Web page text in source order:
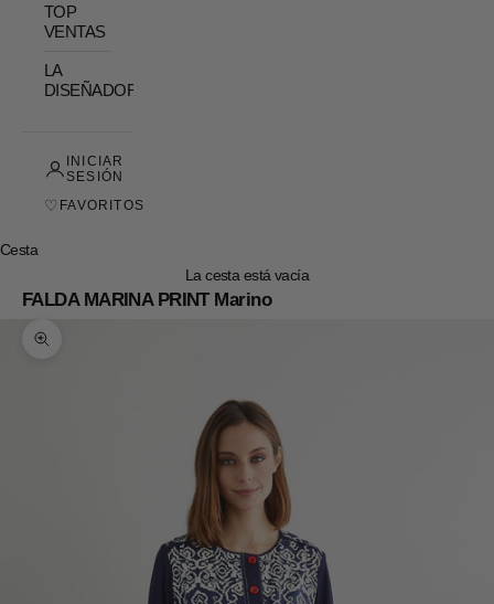
TOP
VENTAS
LA
DISEÑADORA
INICIAR
SESIÓN
♡ FAVORITOS
Cesta
La cesta está vacía
FALDA MARINA PRINT Marino
Zoom